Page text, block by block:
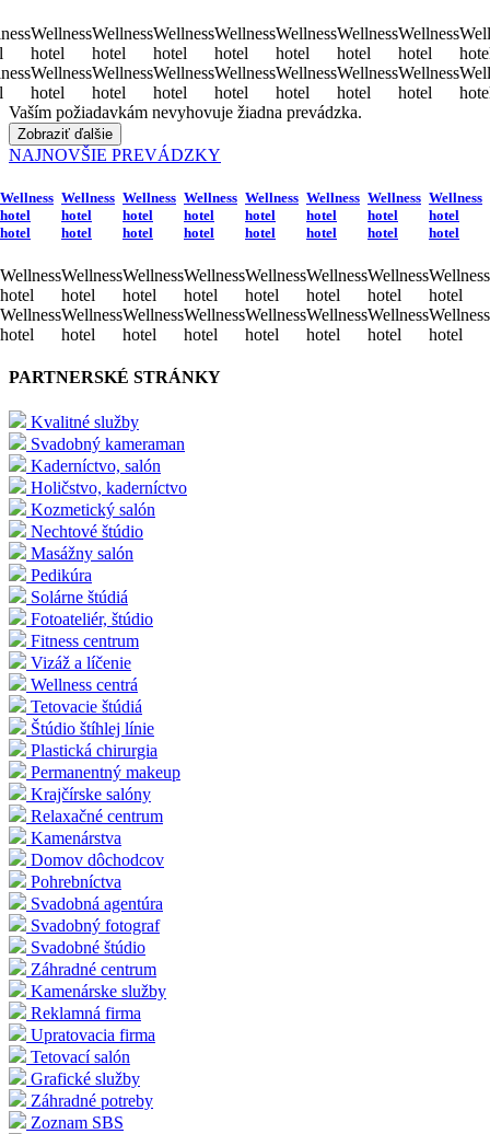
Wellness
hotel
Wellness
hotel
Wellness
hotel
Wellness
hotel
Wellness
hotel
Wellness
hotel
Wellness
hotel
Wellness
hotel
Wellness
hotel
Wellness
hotel
Wellness
hotel
Wellness
hotel
Wellness
hotel
Wellness
hotel
Vaším požiadavkám nevyhovuje žiadna prevádzka.
Zobraziť ďalšie
NAJNOVŠIE PREVÁDZKY
Wellness
hotel
hotel
Wellness
hotel
Wellness
hotel
Wellness
hotel
hotel
Wellness
hotel
Wellness
hotel
Wellness
hotel
hotel
Wellness
hotel
Wellness
hotel
Wellness
hotel
hotel
Wellness
hotel
Wellness
hotel
Wellness
hotel
hotel
Wellness
hotel
Wellness
hotel
Wellness
hotel
hotel
Wellness
hotel
Wellness
hotel
Wellness
hotel
hotel
Wellness
hotel
Wellness
hotel
Wellness
hotel
hotel
Wellness
hotel
Wellness
hotel
PARTNERSKÉ STRÁNKY
Kvalitné služby
Svadobný kameraman
Kaderníctvo, salón
Holičstvo, kaderníctvo
Kozmetický salón
Nechtové štúdio
Masážny salón
Pedikúra
Solárne štúdiá
Fotoateliér, štúdio
Fitness centrum
Vizáž a líčenie
Wellness centrá
Tetovacie štúdiá
Štúdio štíhlej línie
Plastická chirurgia
Permanentný makeup
Krajčírske salóny
Relaxačné centrum
Kamenárstva
Domov dôchodcov
Pohrebníctva
Svadobná agentúra
Svadobný fotograf
Svadobné štúdio
Záhradné centrum
Kamenárske služby
Reklamná firma
Upratovacia firma
Tetovací salón
Grafické služby
Záhradné potreby
Zoznam SBS